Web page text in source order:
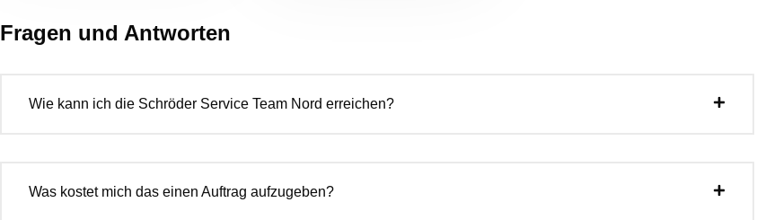
Fragen und Antworten
Wie kann ich die Schröder Service Team Nord erreichen?
Was kostet mich das einen Auftrag aufzugeben?